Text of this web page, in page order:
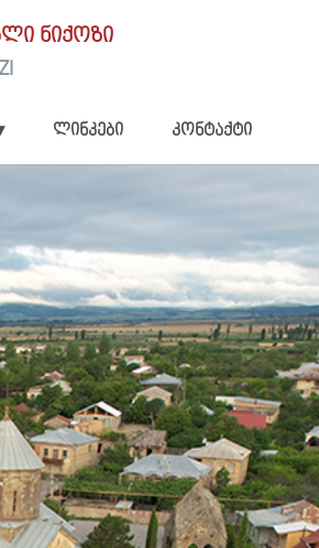
ნიქოზი
ლინკები კონტაქტი